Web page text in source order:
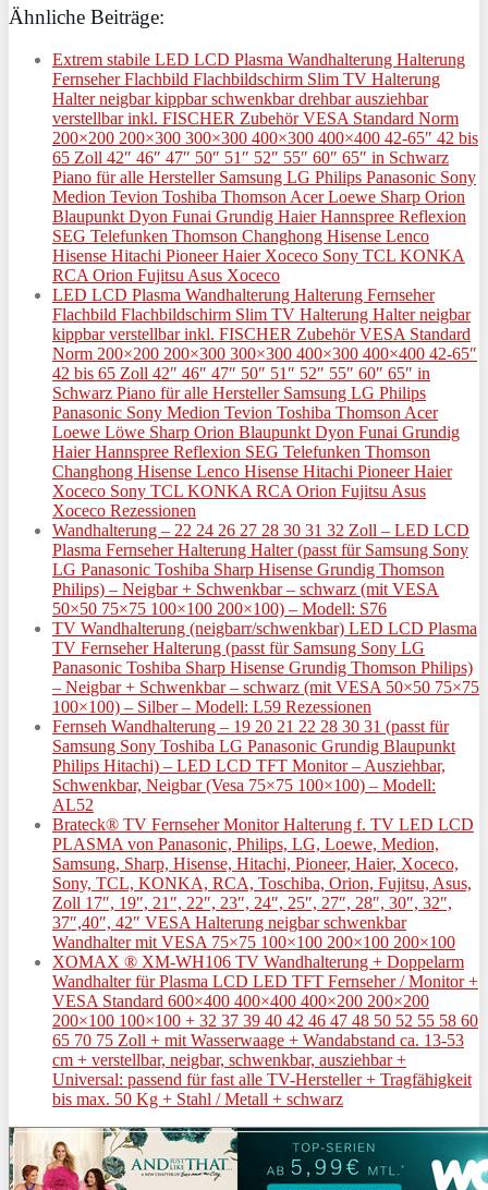
Ähnliche Beiträge:
Extrem stabile LED LCD Plasma Wandhalterung Halterung
Fernseher Flachbild Flachbildschirm Slim TV Halterung
Halter neigbar kippbar schwenkbar drehbar ausziehbar
verstellbar inkl. FISCHER Zubehör VESA Standard Norm
200×200 200×300 300×300 400×300 400×400 42-65″ 42 bis
65 Zoll 42″ 46″ 47″ 50″ 51″ 52″ 55″ 60″ 65″ in Schwarz
Piano für alle Hersteller Samsung LG Philips Panasonic Sony
Medion Tevion Toshiba Thomson Acer Loewe Sharp Orion
Blaupunkt Dyon Funai Grundig Haier Hannspree Reflexion
SEG Telefunken Thomson Changhong Hisense Lenco
Hisense Hitachi Pioneer Haier Xoceco Sony TCL KONKA
RCA Orion Fujitsu Asus Xoceco
LED LCD Plasma Wandhalterung Halterung Fernseher
Flachbild Flachbildschirm Slim TV Halterung Halter neigbar
kippbar verstellbar inkl. FISCHER Zubehör VESA Standard
Norm 200×200 200×300 300×300 400×300 400×400 42-65″
42 bis 65 Zoll 42″ 46″ 47″ 50″ 51″ 52″ 55″ 60″ 65″ in
Schwarz Piano für alle Hersteller Samsung LG Philips
Panasonic Sony Medion Tevion Toshiba Thomson Acer
Loewe Löwe Sharp Orion Blaupunkt Dyon Funai Grundig
Haier Hannspree Reflexion SEG Telefunken Thomson
Changhong Hisense Lenco Hisense Hitachi Pioneer Haier
Xoceco Sony TCL KONKA RCA Orion Fujitsu Asus
Xoceco Rezessionen
Wandhalterung – 22 24 26 27 28 30 31 32 Zoll – LED LCD
Plasma Fernseher Halterung Halter (passt für Samsung Sony
LG Panasonic Toshiba Sharp Hisense Grundig Thomson
Philips) – Neigbar + Schwenkbar – schwarz (mit VESA
50×50 75×75 100×100 200×100) – Modell: S76
TV Wandhalterung (neigbarr/schwenkbar) LED LCD Plasma
TV Fernseher Halterung (passt für Samsung Sony LG
Panasonic Toshiba Sharp Hisense Grundig Thomson Philips)
– Neigbar + Schwenkbar – schwarz (mit VESA 50×50 75×75
100×100) – Silber – Modell: L59 Rezessionen
Fernseh Wandhalterung – 19 20 21 22 28 30 31 (passt für
Samsung Sony Toshiba LG Panasonic Grundig Blaupunkt
Philips Hitachi) – LED LCD TFT Monitor – Ausziehbar,
Schwenkbar, Neigbar (Vesa 75×75 100×100) – Modell:
AL52
Brateck® TV Fernseher Monitor Halterung f. TV LED LCD
PLASMA von Panasonic, Philips, LG, Loewe, Medion,
Samsung, Sharp, Hisense, Hitachi, Pioneer, Haier, Xoceco,
Sony, TCL, KONKA, RCA, Toschiba, Orion, Fujitsu, Asus,
Zoll 17″, 19″, 21″, 22″, 23″, 24″, 25″, 27″, 28″, 30″, 32″,
37″,40″, 42″ VESA Halterung neigbar schwenkbar
Wandhalter mit VESA 75×75 100×100 200×100 200×100
XOMAX ® XM-WH106 TV Wandhalterung + Doppelarm
Wandhalter für Plasma LCD LED TFT Fernseher / Monitor +
VESA Standard 600×400 400×400 400×200 200×200
200×100 100×100 + 32 37 39 40 42 46 47 48 50 52 55 58 60
65 70 75 Zoll + mit Wasserwaage + Wandabstand ca. 13-53
cm + verstellbar, neigbar, schwenkbar, ausziehbar +
Universal: passend für fast alle TV-Hersteller + Tragfähigkeit
bis max. 50 Kg + Stahl / Metall + schwarz